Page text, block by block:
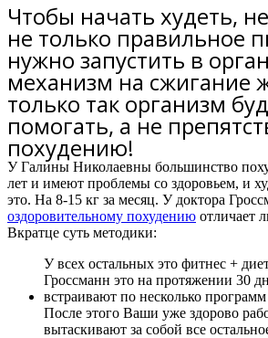
Чтобы начать худеть,
не только правильное
нужно запустить в
механизм на сжигание
только так организм
помогать, а не
похудению!
У Галины Николаевны большинство
лет и имеют проблемы со здоровьем, и
это. На 8-15 кг за месяц. У доктора
оздоровительному похудению отличает
Вкратце суть методики:
У всех остальных это фитнес +
Гроссманн это на протяжении 30
встраивают по несколько
После этого Ваши уже здорово
вытаскивают за собой все